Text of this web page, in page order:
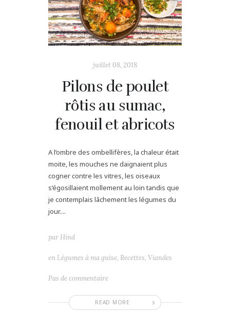
juillet 08, 2018
Pilons de poulet
rôtis au sumac,
fenouil et abricots
A l’ombre des ombellifères, la chaleur était
moite, les mouches ne daignaient plus
cogner contre les vitres, les oiseaux
s’égosillaient mollement au loin tandis que
je contemplais lâchement les légumes du
jour....
READ MORE
par Hind
en Légumes à ma guise, Recettes, Viandes
Pas de commentaire